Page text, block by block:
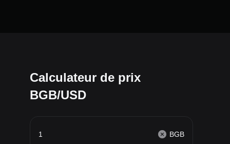
Calculateur de prix
BGB/USD
BGB